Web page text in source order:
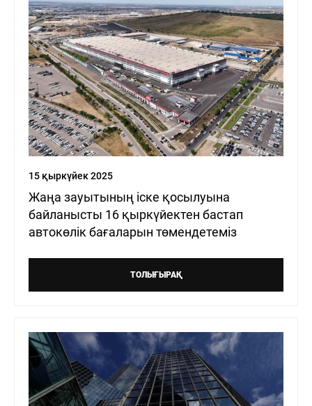
15 қыркүйек 2025
Жаңа зауытының іске қосылуына
байланысты 16 қыркүйектен бастап
автокөлік бағаларын төмендетеміз
ТОЛЫҒЫРАҚ